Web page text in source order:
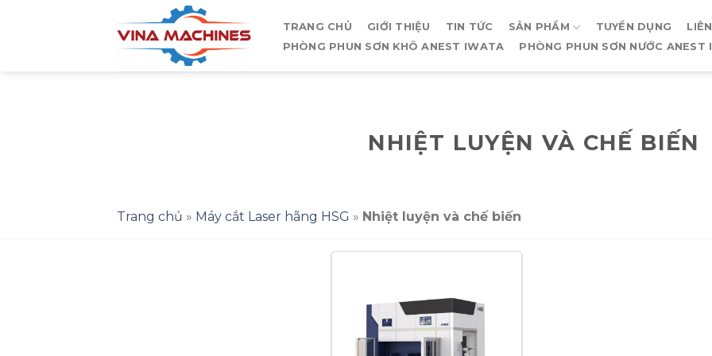
TRANG CHỦ GIỚI THIỆU TIN TỨC SẢN PHẨM TUYỂN DỤNG
PHÒNG PHUN SƠN KHÔ ANEST IWATA
PHÒNG PHUN SƠN NƯỚC ANEST
NHIỆT LUYỆN VÀ CHẾ BIẾN
Trang chủ » Máy cắt Laser hãng HSG » Nhiệt luyện và chế biến